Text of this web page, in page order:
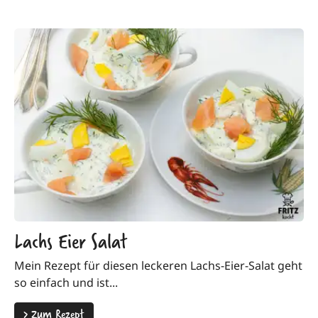
Lachs Eier Salat
Mein Rezept für diesen leckeren Lachs-Eier-Salat geht
so einfach und ist...
>Zum Rezept